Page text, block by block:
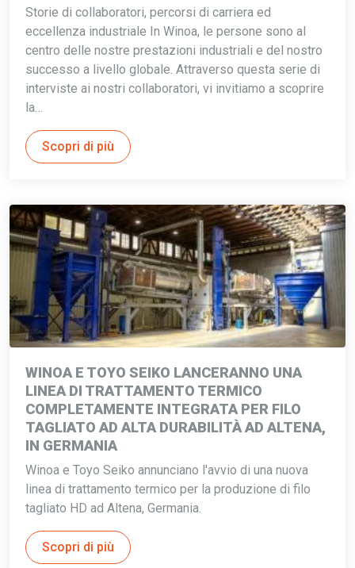
Storie di collaboratori, percorsi di carriera ed
eccellenza industriale In Winoa, le persone sono al
centro delle nostre prestazioni industriali e del nostro
successo a livello globale. Attraverso questa serie di
interviste ai nostri collaboratori, vi invitiamo a scoprire
la…
Scopri di più
WINOA E TOYO SEIKO LANCERANNO UNA
LINEA DI TRATTAMENTO TERMICO
COMPLETAMENTE INTEGRATA PER FILO
TAGLIATO AD ALTA DURABILITÀ AD ALTENA,
IN GERMANIA
Winoa e Toyo Seiko annunciano l'avvio di una nuova
linea di trattamento termico per la produzione di filo
tagliato HD ad Altena, Germania.
Scopri di più